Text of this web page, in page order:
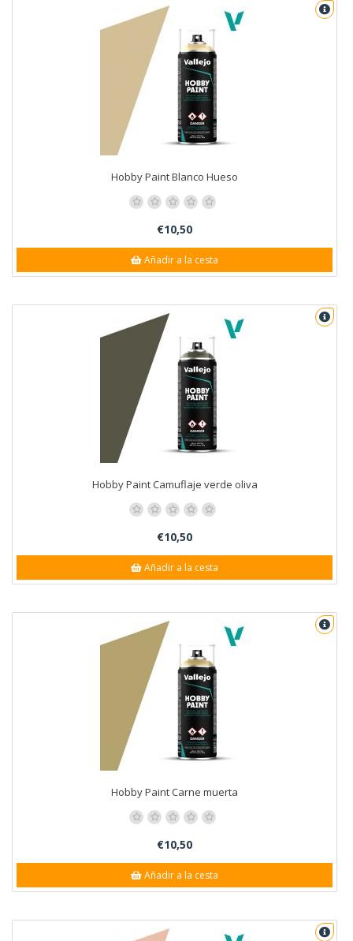
Hobby Paint Blanco Hueso
€10,50
Añadir a la cesta
Hobby Paint Camuflaje verde oliva
€10,50
Añadir a la cesta
Hobby Paint Carne muerta
€10,50
Añadir a la cesta